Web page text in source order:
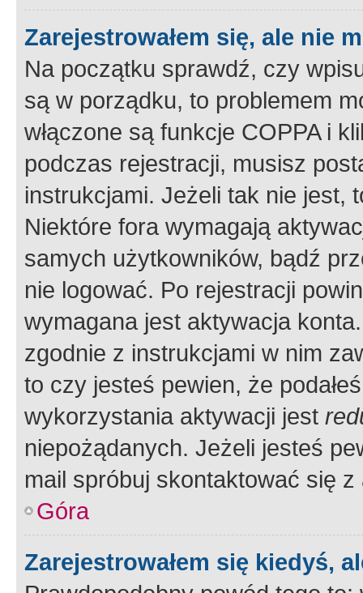
Zarejestrowałem się, ale nie
Na początku sprawdź, czy
są w porządku, to problemem
włączone są funkcje COPPA i
podczas rejestracji, musisz
instrukcjami. Jeżeli tak nie jest,
Niektóre fora wymagają
samych użytkowników, bądź
nie logować. Po rejestracji
wymagana jest aktywacja
zgodnie z instrukcjami w nim
to czy jesteś pewien, że
wykorzystania aktywacji jest
niepożądanych. Jeżeli jesteś
mail spróbuj skontaktować się
Góra
Zarejestrowałem się kiedyś,